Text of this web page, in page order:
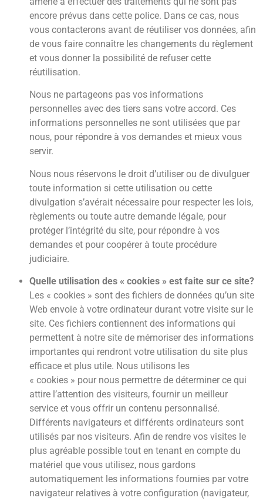
encore prévus dans cette police. Dans ce cas, nous
vous contacterons avant de réutiliser vos données, afin
de vous faire connaître les changements du règlement
et vous donner la possibilité de refuser cette
réutilisation.
Nous ne partageons pas vos informations
personnelles avec des tiers sans votre accord. Ces
informations personnelles ne sont utilisées que par
nous, pour répondre à vos demandes et mieux vous
servir.
Nous nous réservons le droit d’utiliser ou de divulguer
toute information si cette utilisation ou cette
divulgation s’avérait nécessaire pour respecter les lois,
règlements ou toute autre demande légale, pour
protéger l’intégrité du site, pour répondre à vos
demandes et pour coopérer à toute procédure
judiciaire.
Quelle utilisation des « cookies » est faite sur ce site?
Les « cookies » sont des fichiers de données qu’un site
Web envoie à votre ordinateur durant votre visite sur le
site. Ces fichiers contiennent des informations qui
permettent à notre site de mémoriser des informations
importantes qui rendront votre utilisation du site plus
efficace et plus utile. Nous utilisons les
« cookies » pour nous permettre de déterminer ce qui
attire l’attention des visiteurs, fournir un meilleur
service et vous offrir un contenu personnalisé.
Différents navigateurs et différents ordinateurs sont
utilisés par nos visiteurs. Afin de rendre vos visites le
plus agréable possible tout en tenant en compte du
matériel que vous utilisez, nous gardons
automatiquement les informations fournies par votre
navigateur relatives à votre configuration (navigateur,